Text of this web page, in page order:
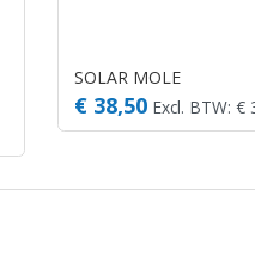
SOLAR MOLE
€ 38,50 Excl. BTW: €